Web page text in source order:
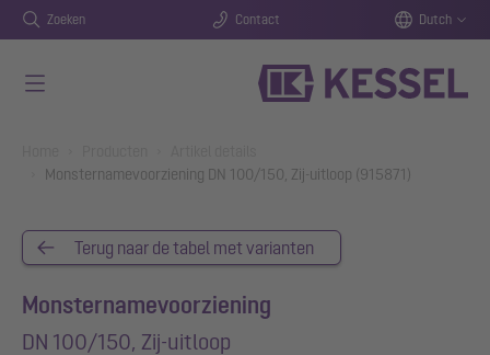
Zoeken Contact Dutch
Monsternamevoorziening DN 100/150, Zij-uitloop (915871)
Terug naar de tabel met varianten
Monsternamevoorziening
DN 100/150, Zij-uitloop